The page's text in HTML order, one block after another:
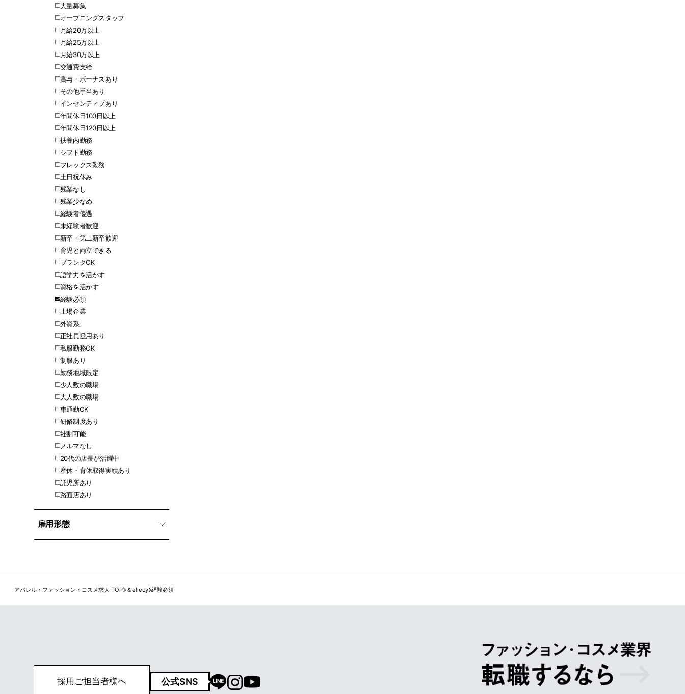
大量募集
オープニングスタッフ
月給20万以上
月給25万以上
月給30万以上
交通費支給
賞与・ボーナスあり
その他手当あり
インセンティブあり
年間休日100日以上
年間休日120日以上
扶養内勤務
シフト勤務
フレックス勤務
土日祝休み
残業なし
残業少なめ
経験者優遇
未経験者歓迎
新卒・第二新卒歓迎
育児と両立できる
ブランクOK
語学力を活かす
資格を活かす
経験必須
上場企業
外資系
正社員登用あり
私服勤務OK
制服あり
勤務地域限定
少人数の職場
大人数の職場
車通勤OK
研修制度あり
社割可能
ノルマなし
20代の店長が活躍中
産休・育休取得実績あり
託児所あり
路面店あり
雇用形態
アパレル・ファッション・コスメ求人 TOP ＆ellecy 経験必須
採用ご担当者様ヘ 公式SNS